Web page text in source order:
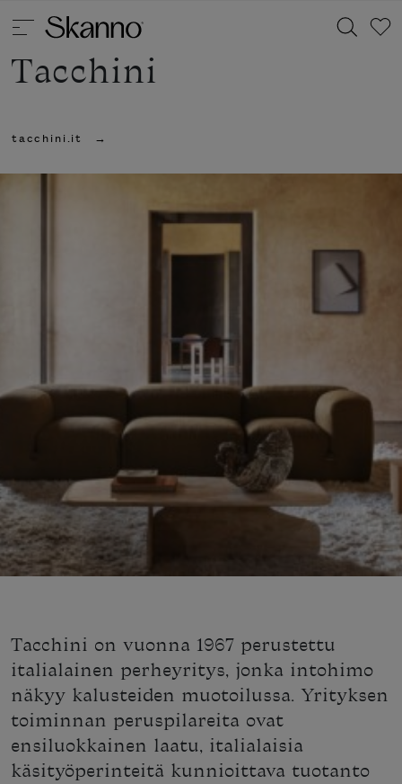
Haku
Type 2 or more characters for results.
Tacchini
tacchini.it
Tacchini on vuonna 1967 perustettu
italialainen perheyritys, jonka intohimo
näkyy kalusteiden muotoilussa. Yrityksen
toiminnan peruspilareita ovat
ensiluokkainen laatu, italialaisia
käsityöperinteitä kunnioittava tuotanto